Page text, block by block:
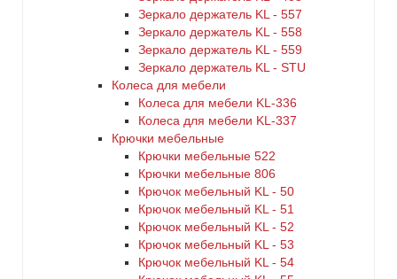
Зеркало держатель KL - 557
Зеркало держатель KL - 558
Зеркало держатель KL - 559
Зеркало держатель KL - STU
Колеса для мебели
Колеса для мебели KL-336
Колеса для мебели KL-337
Крючки мебельные
Крючки мебельные 522
Крючки мебельные 806
Крючок мебельный KL - 50
Крючок мебельный KL - 51
Крючок мебельный KL - 52
Крючок мебельный KL - 53
Крючок мебельный KL - 54